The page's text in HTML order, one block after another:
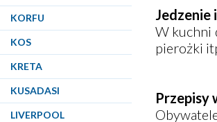
KORFU
KOS
KRETA
KUSADASI
LIVERPOOL
Jedzenie
W kuchni
pierożki
Przepisy